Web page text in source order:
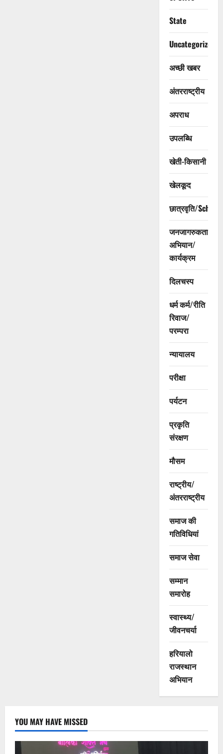
State
Uncategorized
अच्छी खबर
अंतरराष्ट्रीय
अपराध
उपलब्धि
खेती-किसानी
खेलकूद
छात्रवृति/
जनजागरुकता
अभियान/
कार्यक्रम
दिलचस्प
धर्म कर्म/रीति
रिवाज/
परम्परा
न्यायालय
परीक्षा
पर्यटन
प्रकृति
संरक्षण
मौसम
राष्ट्रीय/
अंतरराष्ट्रीय
समाज की
गतिविधियां
समाज सेवा
सम्मान
समारोह
स्वास्थ्य/
जीवनचर्या
हरियालो
राजस्थान
अभियान
YOU MAY HAVE MISSED